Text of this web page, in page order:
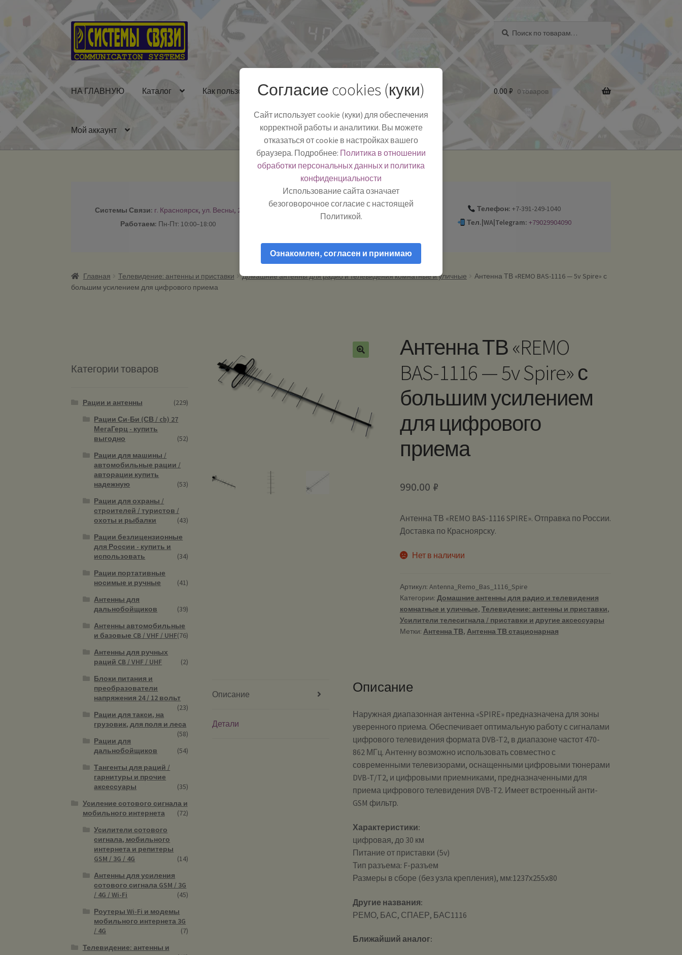
Перейти
к
навигации
Перейти
к
содержимому
НА ГЛАВНУЮ Каталог Как пользоваться Полезная информация БЛОГ
Мой аккаунт
0.00 ₽ 0 товаров
Системы Связи: г. Красноярск, ул. Весны, 2
Работаем: Пн-Пт: 10:00–18:00
-
Телефон: +7-391-249-1040
Тел.|WA|Telegram: +79029904090
Главная Телевидение: антенны и приставки Домашние антенны для радио и телевидения комнатные и уличные
Антенна ТВ «REMO BAS-1116 — 5v Spire» с
большим усилением для цифрового приема
Антенна ТВ «REMO
BAS-1116 — 5v Spire» с
большим усилением
для цифрового
приема
990.00 ₽
Антенна ТВ «REMO BAS-1116 SPIRE». Отправка по России.
Доставка по Красноярску.
Нет в наличии
Артикул: Antenna_Remo_Bas_1116_Spire
Категории: Домашние антенны для радио и телевидения
комнатные и уличные, Телевидение: антенны и приставки,
Усилители телесигнала / приставки и другие аксессуары
Метки: Антенна ТВ, Антенна ТВ стационарная
Описание
Детали
Описание
Наружная диапазонная антенна «SPIRE» предназначена для зоны
уверенного приема. Обеспечивает оптимальную работу с сигналами
цифрового телевидения формата DVB-T2, в диапазоне частот 470-
862 МГц. Антенну возможно использовать совместно с
современными телевизорами, оснащенными цифровыми тюнерами
DVB-T/T2, и цифровыми приемниками, предназначенными для
приема цифрового телевидения DVB-T2. Имеет встроенный анти-
GSM фильтр.
Характеристики:
цифровая, до 30 км
Питание от приставки (5v)
Тип разъема: F-разъем
Размеры в сборе (без узла крепления), мм:1237х255х80
Другие названия:
РЕМО, БАС, СПАЕР, БАС1116
Ближайший аналог:
Категории товаров
Рации и антенны
(229)
Рации Си-Би (СВ / cb) 27
МегаГерц - купить
выгодно
(52)
Рации для машины /
автомобильные рации /
авторации купить
надежную
(53)
Рации для охраны /
строителей / туристов /
охоты и рыбалки
(43)
Рации безлицензионные
для России - купить и
использовать
(34)
Рации портативные
носимые и ручные
(41)
Антенны для
дальнобойщиков
(39)
Антенны автомобильные
и базовые CB / VHF / UHF(76)
Антенны для ручных
раций CB / VHF / UHF
(2)
Блоки питания и
преобразователи
напряжения 24 / 12 вольт
(23)
Рации для такси, на
грузовик, для поля и леса
(58)
Рации для
дальнобойщиков
(54)
Тангенты для раций /
гарнитуры и прочие
аксессуары
(35)
Усиление сотового сигнала и
мобильного интернета
(72)
Усилители сотового
сигнала, мобильного
интернета и репитеры
GSM / 3G / 4G
(14)
Антенны для усиления
сотового сигнала GSM / 3G
/ 4G / Wi-Fi
(45)
Роутеры Wi-Fi и модемы
мобильного интернета 3G
/ 4G
(7)
Телевидение: антенны и
Согласие cookies (куки)
Сайт использует cookie (куки) для обеспечения
корректной работы и аналитики. Вы можете
отказаться от cookie в настройках вашего
браузера. Подробнее: Политика в отношении
обработки персональных данных и политика
конфиденциальности
Использование сайта означает
безоговорочное согласие с настоящей
Политикой.
Ознакомлен, согласен и принимаю